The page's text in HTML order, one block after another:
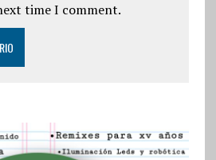
time I comment.